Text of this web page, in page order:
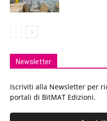
Newsletter
Iscriviti alla Newsletter per
portali di BitMAT Edizioni.